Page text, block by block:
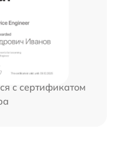
с сертификатом